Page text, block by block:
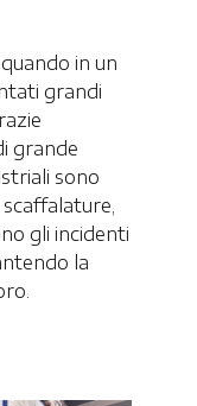
in un
grandi
grande
sono
gli incidenti
la